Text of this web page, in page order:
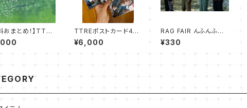
おまとめ！】TTRE
バム「ブラーリ」
ーリブックセット
TTREポストカード40
枚入り完全セット
¥6,000
RAG FAIR んふんふツ
アー 写真撮影ムービー
01
¥330